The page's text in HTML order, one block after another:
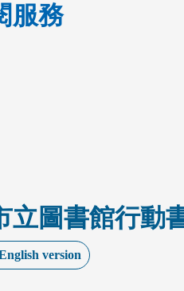
服務
立圖書館行動
version